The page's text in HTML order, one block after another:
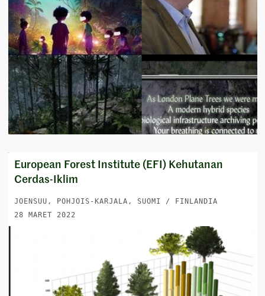
European Forest Institute (EFI) Kehutanan
Cerdas-Iklim
JOENSUU, POHJOIS-KARJALA, SUOMI / FINLANDIA
28 MARET 2022